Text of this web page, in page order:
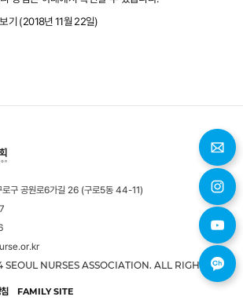
기 (2018년 11월 22일)
구 공원로6가길 26 (구로5동 44-11)
NURSES ASSOCIATION. ALL RIGHTS
FAMILY SITE